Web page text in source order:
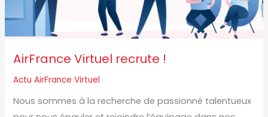
AirFrance Virtuel recrute !
Actu AirFrance Virtuel
Nous sommes à la recherche de passionné talentueux